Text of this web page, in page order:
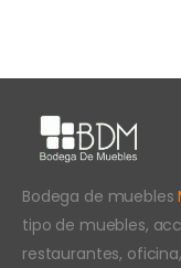
Bodega de muebles
tipo de muebles,
restaurantes,